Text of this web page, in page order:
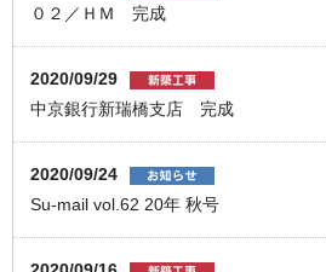
０２／ＨＭ 完成
2020/09/29
中京銀行新瑞橋支店 完成
2020/09/24
Su-mail vol.62 20年 秋号